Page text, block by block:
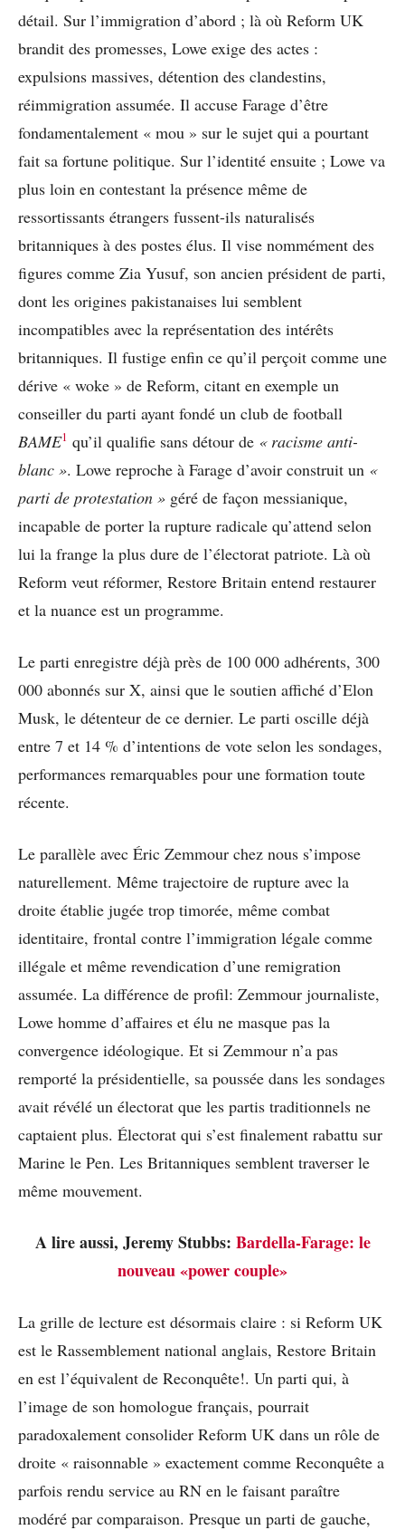
détail. Sur l’immigration d’abord ; là où Reform UK
brandit des promesses, Lowe exige des actes :
expulsions massives, détention des clandestins,
réimmigration assumée. Il accuse Farage d’être
fondamentalement « mou » sur le sujet qui a pourtant
fait sa fortune politique. Sur l’identité ensuite ; Lowe va
plus loin en contestant la présence même de
ressortissants étrangers fussent-ils naturalisés
britanniques à des postes élus. Il vise nommément des
figures comme Zia Yusuf, son ancien président de parti,
dont les origines pakistanaises lui semblent
incompatibles avec la représentation des intérêts
britanniques. Il fustige enfin ce qu’il perçoit comme une
dérive « woke » de Reform, citant en exemple un
conseiller du parti ayant fondé un club de football
BAME1 qu’il qualifie sans détour de « racisme anti-
blanc ». Lowe reproche à Farage d’avoir construit un «
parti de protestation » géré de façon messianique,
incapable de porter la rupture radicale qu’attend selon
lui la frange la plus dure de l’électorat patriote. Là où
Reform veut réformer, Restore Britain entend restaurer
et la nuance est un programme.
Le parti enregistre déjà près de 100 000 adhérents, 300
000 abonnés sur X, ainsi que le soutien affiché d’Elon
Musk, le détenteur de ce dernier. Le parti oscille déjà
entre 7 et 14 % d’intentions de vote selon les sondages,
performances remarquables pour une formation toute
récente.
Le parallèle avec Éric Zemmour chez nous s’impose
naturellement. Même trajectoire de rupture avec la
droite établie jugée trop timorée, même combat
identitaire, frontal contre l’immigration légale comme
illégale et même revendication d’une remigration
assumée. La différence de profil: Zemmour journaliste,
Lowe homme d’affaires et élu ne masque pas la
convergence idéologique. Et si Zemmour n’a pas
remporté la présidentielle, sa poussée dans les sondages
avait révélé un électorat que les partis traditionnels ne
captaient plus. Électorat qui s’est finalement rabattu sur
Marine le Pen. Les Britanniques semblent traverser le
même mouvement.
A lire aussi, Jeremy Stubbs: Bardella-Farage: le
nouveau «power couple»
La grille de lecture est désormais claire : si Reform UK
est le Rassemblement national anglais, Restore Britain
en est l’équivalent de Reconquête!. Un parti qui, à
l’image de son homologue français, pourrait
paradoxalement consolider Reform UK dans un rôle de
droite « raisonnable » exactement comme Reconquête a
parfois rendu service au RN en le faisant paraître
modéré par comparaison. Presque un parti de gauche,